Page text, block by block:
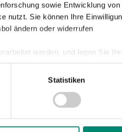
sowie Entwicklung
nutzt. Sie können Ihre
ändern oder widerrufen
werden, und legen Sie
geben wir Informationen zu
Statistiken
eröffnet (ab